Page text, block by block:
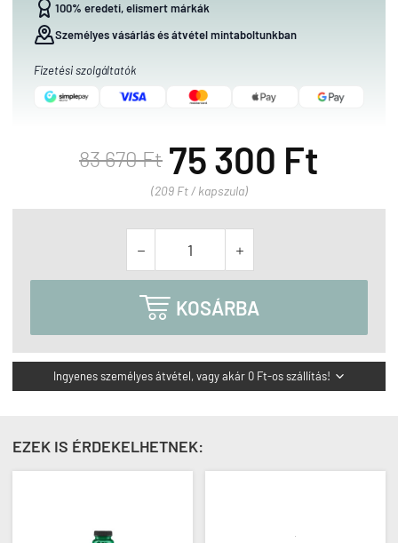
100% eredeti, elismert márkák
Személyes vásárlás és átvétel mintaboltunkban
Fizetési szolgáltatók
83 670 Ft 75 300 Ft
(209 Ft / kapszula)
 
 KOSÁRBA
Ingyenes személyes átvétel, vagy akár 0 Ft-os szállítás! 
EZEK IS ÉRDEKELHETNEK: